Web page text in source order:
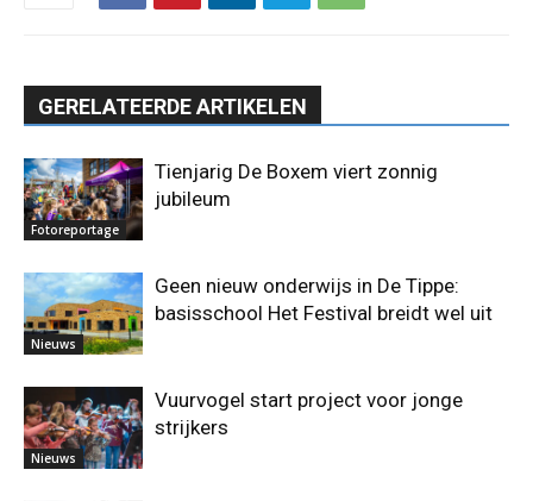
GERELATEERDE ARTIKELEN
Fotoreportage
Tienjarig De Boxem viert zonnig
jubileum
Nieuws
Geen nieuw onderwijs in De Tippe:
basisschool Het Festival breidt wel uit
Nieuws
Vuurvogel start project voor jonge
strijkers